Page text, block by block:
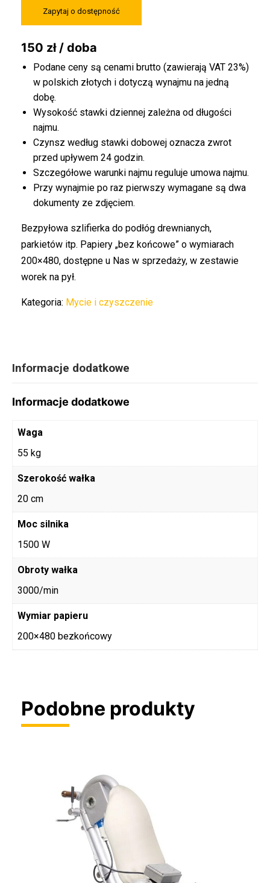
Zapytaj o dostępność
150 zł / doba
Podane ceny są cenami brutto (zawierają VAT 23%)
w polskich złotych i dotyczą wynajmu na jedną
dobę.
Wysokość stawki dziennej zależna od długości
najmu.
Czynsz według stawki dobowej oznacza zwrot
przed upływem 24 godzin.
Szczegółowe warunki najmu reguluje umowa najmu.
Przy wynajmie po raz pierwszy wymagane są dwa
dokumenty ze zdjęciem.
Bezpyłowa szlifierka do podłóg drewnianych,
parkietów itp. Papiery „bez końcowe” o wymiarach
200×480, dostępne u Nas w sprzedaży, w zestawie
worek na pył.
Kategoria: Mycie i czyszczenie
Informacje dodatkowe
Informacje dodatkowe
Waga
55 kg
Szerokość wałka
20 cm
Moc silnika
1500 W
Obroty wałka
3000/min
Wymiar papieru
200×480 bezkońcowy
Podobne produkty